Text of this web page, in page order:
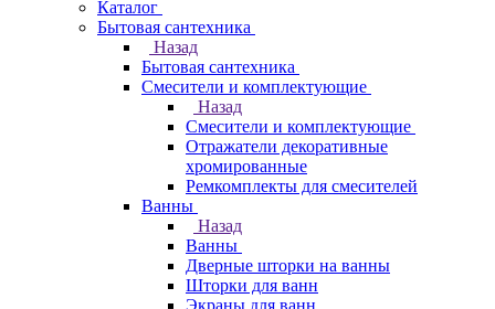
Каталог
Бытовая сантехника
Назад
Бытовая сантехника
Смесители и комплектующие
Назад
Смесители и комплектующие
Отражатели декоративные
хромированные
Ремкомплекты для смесителей
Ванны
Назад
Ванны
Дверные шторки на ванны
Шторки для ванн
Экраны для ванн